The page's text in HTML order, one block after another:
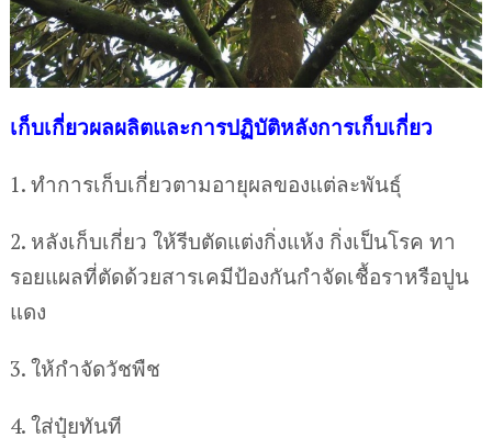
เก็บเกี่ยวผลผลิตและการปฏิบัติหลังการเก็บเกี่ยว
1. ทำการเก็บเกี่ยวตามอายุผลของแต่ละพันธุ์
2. หลังเก็บเกี่ยว ให้รีบตัดแต่งกิ่งแห้ง กิ่งเป็นโรค ทา
รอยแผลที่ตัดด้วยสารเคมีป้องกันกำจัดเชื้อราหรือปูน
แดง
3. ให้กำจัดวัชพืช
4. ใส่ปุ๋ยทันที